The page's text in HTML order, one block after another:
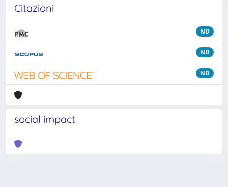
Citazioni
ND
ND
ND
social impact